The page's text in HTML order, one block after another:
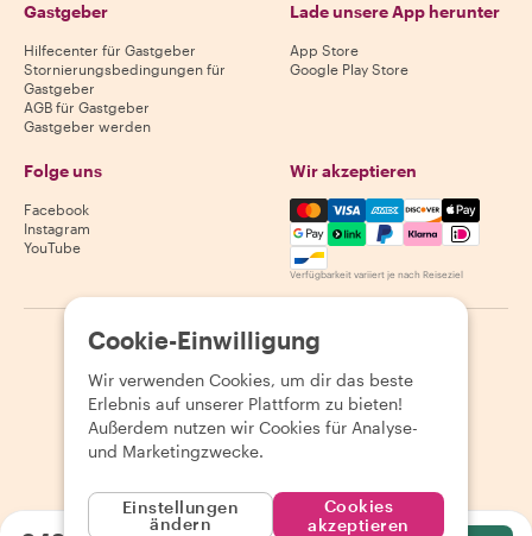
Gastgeber
Hilfecenter für Gastgeber
Stornierungsbedingungen für
Gastgeber
AGB für Gastgeber
Gastgeber werden
Lade unsere App herunter
App Store
Google Play Store
Folge uns
Facebook
Instagram
YouTube
Wir akzeptieren
Mastercard, Visa, Amex,
Verfügbarkeit variiert je nach Reiseziel
2026 Withlocals.com | Datenschutzerklärung
Seitenübersicht
Cookie-Einwilligung
Wir verwenden Cookies, um dir das beste
Erlebnis auf unserer Plattform zu bieten!
Außerdem nutzen wir Cookies für Analyse-
und Marketingzwecke.
Einstellungen
ändern
Cookies
akzeptieren